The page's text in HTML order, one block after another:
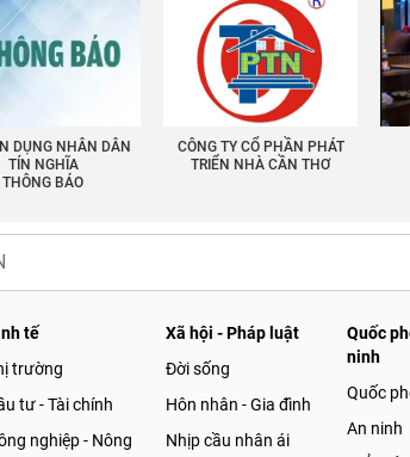
DỤNG NHÂN DÂN
TÍN NGHĨA
THÔNG BÁO
CÔNG TY CỔ PHẦN PHÁT
TRIỂN NHÀ CẦN THƠ
tế
trường
tư - Tài chính
nghiệp - Nông
Xã hội - Pháp luật
Đời sống
Hôn nhân - Gia đình
Nhịp cầu nhân ái
Quốc
ninh
Quốc
An ninh